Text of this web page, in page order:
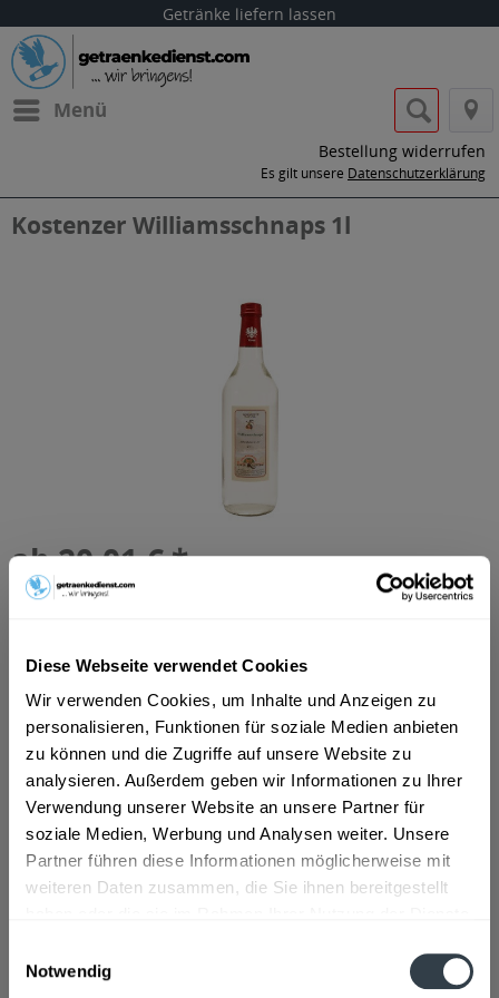
Diese Webseite verwendet Cookies
Wir verwenden Cookies, um Inhalte und Anzeigen zu
personalisieren, Funktionen für soziale Medien anbieten
zu können und die Zugriffe auf unsere Website zu
analysieren. Außerdem geben wir Informationen zu Ihrer
Verwendung unserer Website an unsere Partner für
soziale Medien, Werbung und Analysen weiter. Unsere
Partner führen diese Informationen möglicherweise mit
weiteren Daten zusammen, die Sie ihnen bereitgestellt
Notwendig
Getränke liefern lassen
Menü
Bestellung widerrufen
Es gilt unsere Datenschutzerklärung
Kostenzer Williamsschnaps 1l
ab 20,01 € *
Inhalt:1 Liter
inkl. MwSt.
In den Warenkorb
Artikel-Nr.:
38681
Verfügbar in:
Astenberg, Bradl, Dikat, Ehrenstall, Erlach, Rofansiedlung,
Tiergarten, Wiesing,Brixlegg, Mehrn, Zimmermoos,Bruck am
Ziller, Bruckerberg, Imming, Reith im Alpbachtal,Buch,Fiecht,
Vomp, Vomperbach, Vomperberg,Fischl, Jenbach, Strass im
Zillertal, Tratzberg ,Fritzens ,Fügen, Gagering, Kapfing,
Hygna, Reith im Alpbachtal, Scheffach
Schwaz,Wattens